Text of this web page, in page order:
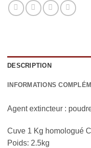
DESCRIPTION
INFORMATIONS
Agent extincteur :
Cuve 1 Kg homologué
Poids: 2.5kg